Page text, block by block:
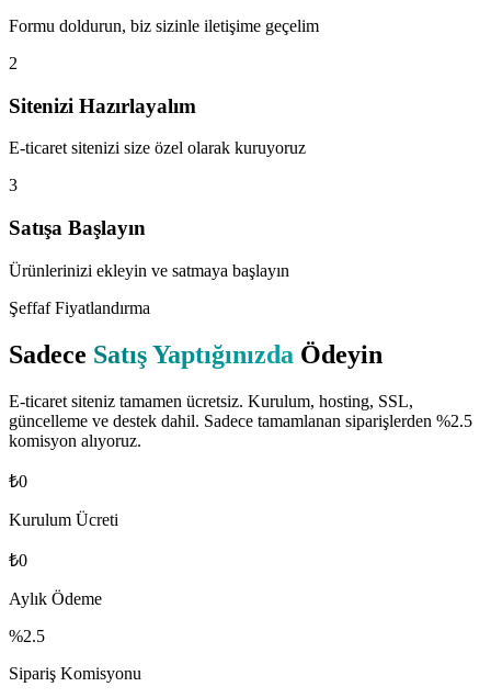
Formu doldurun, biz sizinle iletişime geçelim
2
Sitenizi Hazırlayalım
E-ticaret sitenizi size özel olarak kuruyoruz
3
Satışa Başlayın
Ürünlerinizi ekleyin ve satmaya başlayın
Şeffaf Fiyatlandırma
Sadece Satış Yaptığınızda Ödeyin
E-ticaret siteniz tamamen ücretsiz. Kurulum, hosting, SSL,
güncelleme ve destek dahil. Sadece tamamlanan siparişlerden %2.5
komisyon alıyoruz.
₺0
Kurulum Ücreti
₺0
Aylık Ödeme
%2.5
Sipariş Komisyonu